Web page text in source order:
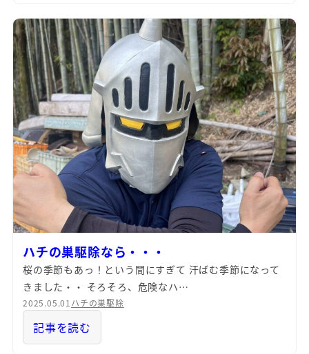
ハチの巣駆除なら・・・
桜の季節もあっ！という間にすぎて 汗ばむ季節になって
きました・・ そろそろ、危険なハ…
2025.05.01 ハチの巣駆除
記事を読む